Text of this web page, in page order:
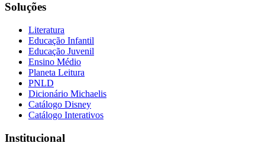
Soluções
Literatura
Educação Infantil
Educação Juvenil
Ensino Médio
Planeta Leitura
PNLD
Dicionário Michaelis
Catálogo Disney
Catálogo Interativos
Institucional